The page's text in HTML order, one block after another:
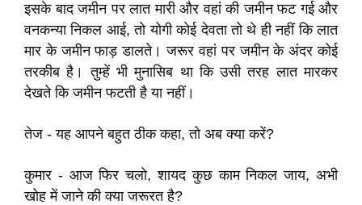
इसके बाद जमीन पर लात मारी और वहां की जमीन फट गई और
वनकन्या निकल आई, तो योगी कोई देवता तो थे ही नहीं कि लात
मार के जमीन फाड़ डालते। जरूर वहां पर जमीन के अंदर कोई
तरकीब है। तुम्हें भी मुनासिब था कि उसी तरह लात मारकर
देखते कि जमीन फटती है या नहीं।
तेज - यह आपने बहुत ठीक कहा, तो अब क्या करें?
कुमार - आज फिर चलो, शायद कुछ काम निकल जाय, अभी
खोह में जाने की क्या जरूरत है?